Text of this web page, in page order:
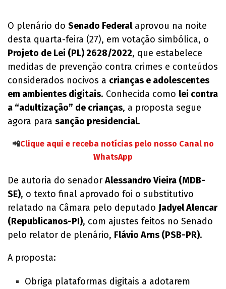
O plenário do Senado Federalaprovou na noite
desta quarta-feira (27), em votação simbólica, o
Projeto de Lei (PL) 2628/2022, que estabelece
medidas de prevenção contra crimes e conteúdos
considerados nocivos a crianças e adolescentes
em ambientes digitais. Conhecida como lei contra
a “adultização” de crianças, a proposta segue
agora para sanção presidencial.
📲Clique aqui e receba notícias pelo nosso Canal no
WhatsApp
De autoria do senadorAlessandro Vieira (MDB-
SE), o texto final aprovado foi o substitutivo
relatado na Câmara pelo deputado Jadyel Alencar
(Republicanos-PI), com ajustes feitos no Senado
pelo relator de plenário, Flávio Arns (PSB-PR).
A proposta:
Obriga plataformas digitais a adotarem